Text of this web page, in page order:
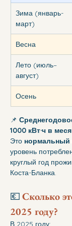
Зима (январь-
март)
Весна
Лето (июль–
август)
Осень
📌
1000 кВт·ч в
Это нормальный
уровень
круглый год
Коста-Бланка.
💶 Сколько
2025 году?
В 2025 году: